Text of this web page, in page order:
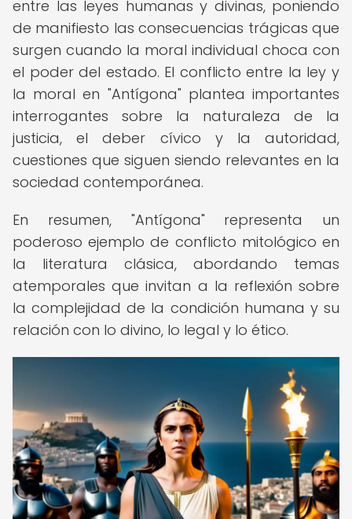
entre las leyes humanas y divinas, poniendo
de manifiesto las consecuencias trágicas que
surgen cuando la moral individual choca con
el poder del estado. El conflicto entre la ley y
la moral en "Antígona" plantea importantes
interrogantes sobre la naturaleza de la
justicia, el deber cívico y la autoridad,
cuestiones que siguen siendo relevantes en la
sociedad contemporánea.
En resumen, "Antígona" representa un
poderoso ejemplo de conflicto mitológico en
la literatura clásica, abordando temas
atemporales que invitan a la reflexión sobre
la complejidad de la condición humana y su
relación con lo divino, lo legal y lo ético.